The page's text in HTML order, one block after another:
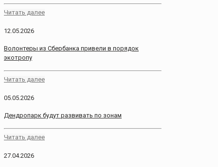
Читать далее
12.05.2026
Волонтеры из Сбербанка привели в порядок
экотропу
Читать далее
05.05.2026
Дендропарк будут развивать по зонам
Читать далее
27.04.2026